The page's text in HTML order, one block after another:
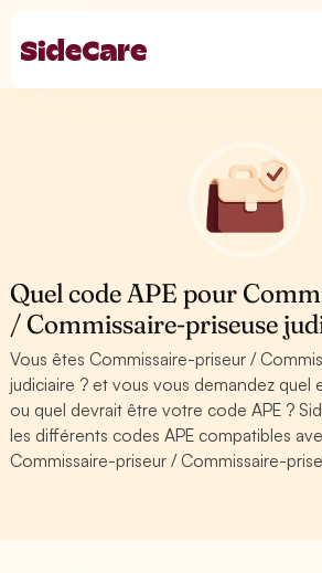
Quel code APE pour
/ Commissaire-priseuse
Vous êtes Commissaire-priseur /
judiciaire ? et vous vous demandez quel
ou quel devrait être votre code APE ?
les différents codes APE compatibles
Commissaire-priseur / Commissaire-